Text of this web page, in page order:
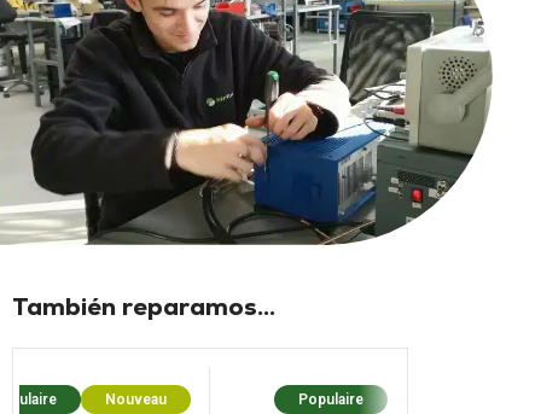
También reparamos...
Nouveau Populaire